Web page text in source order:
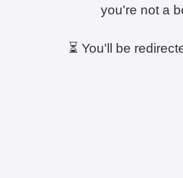
you're not a
⏳ You'll be